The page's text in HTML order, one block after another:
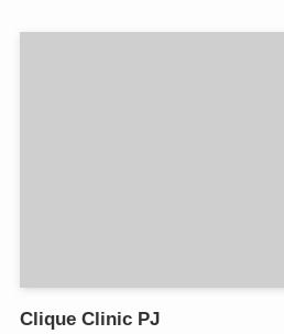
Clique Clinic PJ